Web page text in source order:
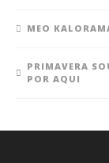
MEO
PRIMAVERA
POR AQUI